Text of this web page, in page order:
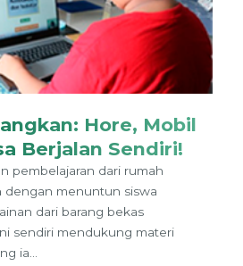
Hore, Mobil
Berjalan Sendiri!
pembelajaran dari rumah
dengan menuntun siswa
dari barang bekas
sendiri mendukung materi
ia...